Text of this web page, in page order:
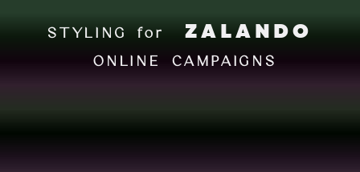
STYLING forZALANDO
ONLINE CAMPAIGNS